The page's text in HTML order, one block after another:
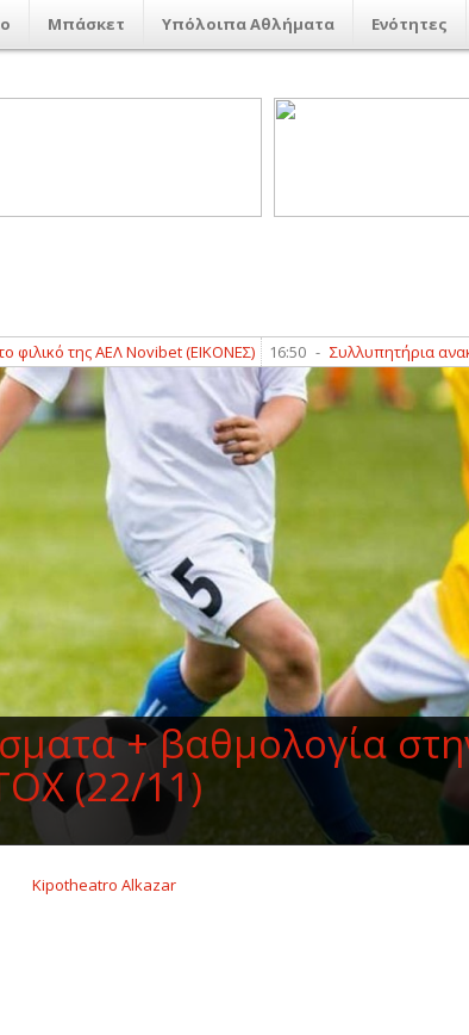
Μπάσκετ Υπόλοιπα Αθλήματα Ενότητες
της ΑΕΛ Novibet (ΕΙΚΟΝΕΣ) 16:50 - Συλλυπητήρια
+ βαθμολογία
(22/11)